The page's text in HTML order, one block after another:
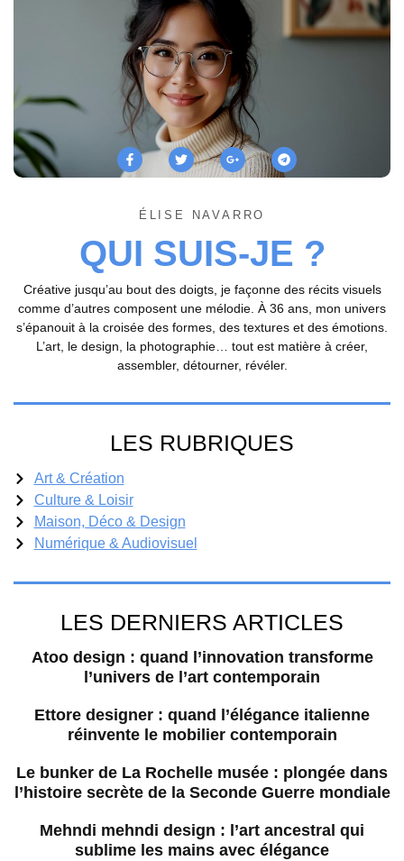
ÉLISE NAVARRO
QUI SUIS-JE ?
Créative jusqu’au bout des doigts, je façonne des récits visuels
comme d’autres composent une mélodie. À 36 ans, mon univers
s’épanouit à la croisée des formes, des textures et des émotions.
L’art, le design, la photographie… tout est matière à créer,
assembler, détourner, révéler.
LES RUBRIQUES
Art & Création
Culture & Loisir
Maison, Déco & Design
Numérique & Audiovisuel
LES DERNIERS ARTICLES
Atoo design : quand l’innovation transforme
l’univers de l’art contemporain
Ettore designer : quand l’élégance italienne
réinvente le mobilier contemporain
Le bunker de La Rochelle musée : plongée dans
l’histoire secrète de la Seconde Guerre mondiale
Mehndi mehndi design : l’art ancestral qui
sublime les mains avec élégance